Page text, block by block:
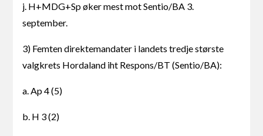
j. H+MDG+Sp øker mest mot Sentio/BA 3.
september.
3) Femten direktemandater i landets tredje største
valgkrets Hordaland iht Respons/BT (Sentio/BA):
a. Ap 4 (5)
b. H 3 (2)